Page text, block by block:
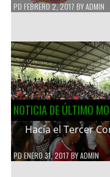
PD FEBRERO 2, 2017 BYADMIN
NOTICIA DE ÚLTIMO
Hacía el Tercer
PDENERO 31, 2017 BYADMIN